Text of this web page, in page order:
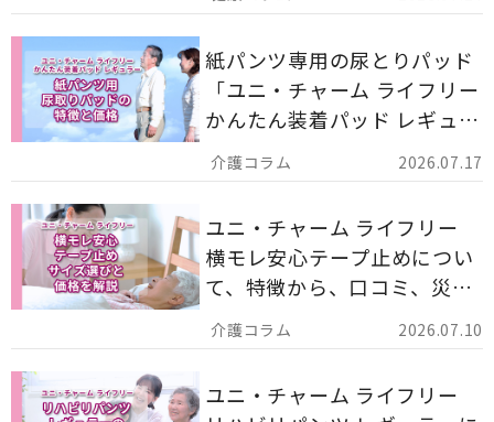
す。
2026.07.17
紙パンツ専用の尿とりパッド
「ユニ・チャーム ライフリー
かんたん装着パッド レギュラ
ー 計162枚」について解説し
ます。
2026.07.10
ユニ・チャーム ライフリー
横モレ安心テープ止めについ
て、特徴から、口コミ、災害
備蓄としての活用法まで分か
りやすく解説します。
ユニ・チャーム ライフリー